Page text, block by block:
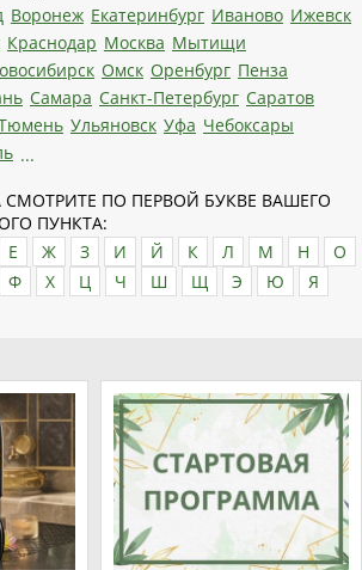
Воронеж Екатеринбург Иваново Ижевск
Краснодар Москва Мытищи
Омск Оренбург Пенза
Самара Санкт-Петербург Саратов
Ульяновск Уфа Чебоксары
...
ПО ПЕРВОЙ БУКВЕ ВАШЕГО
ПУНКТА:
Е Ж З И Й К Л М Н
О
Ф Х Ц Ч Ш Щ Э Ю Я